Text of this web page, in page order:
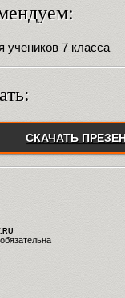
учеников 7 класса
СКАЧАТЬ